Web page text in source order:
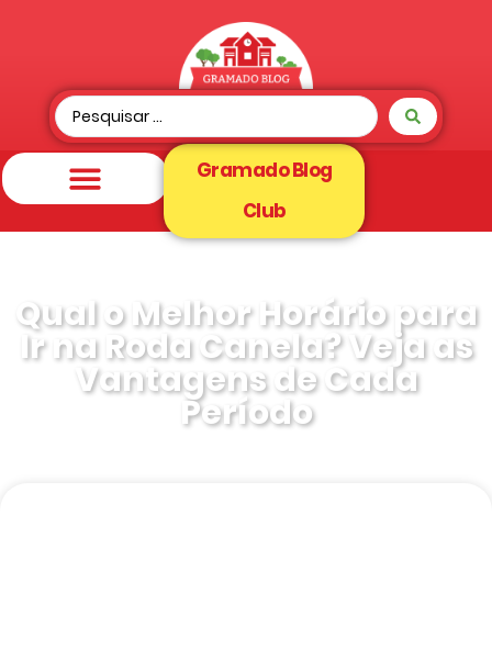
Gramado Blog
Club
Qual o Melhor Horário para
Ir na Roda Canela? Veja as
Vantagens de Cada
Período